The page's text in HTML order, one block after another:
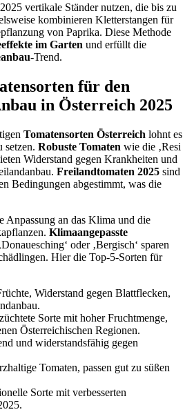
vertikale Ständer nutzen, die bis zu
kombinieren Kletterstangen für
von Paprika. Diese Methode
im Garten und erfüllt die
-Trend.
für den
in Österreich 2025
Tomatensorten Österreich lohnt es
setzen. Robuste Tomaten wie die ‚Resi
Widerstand gegen Krankheiten und
Freilandtomaten 2025 sind
Bedingungen abgestimmt, was die
Anpassung an das Klima und die
Klimaangepasste
oder ‚Bergisch‘ sparen
Hier die Top-5-Sorten für
Widerstand gegen Blattflecken,
Sorte mit hoher Fruchtmenge,
Österreichischen Regionen.
und widerstandsfähig gegen
Tomaten, passen gut zu süßen
Sorte mit verbesserten